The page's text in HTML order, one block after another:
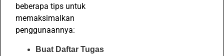
beberapa tips untuk
memaksimalkan
penggunaannya:
Buat Daftar Tugas